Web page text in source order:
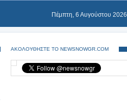
Πέμπτη, 6 Αυγούστου 2026
ΑΚΟΛΟΥΘΗΣΤΕ ΤΟ NEWSNOWGR.COM